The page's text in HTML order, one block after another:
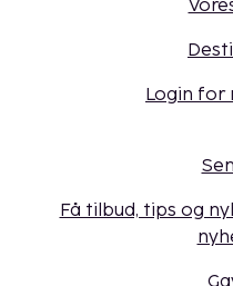
Login for
Få tilbud, tips og